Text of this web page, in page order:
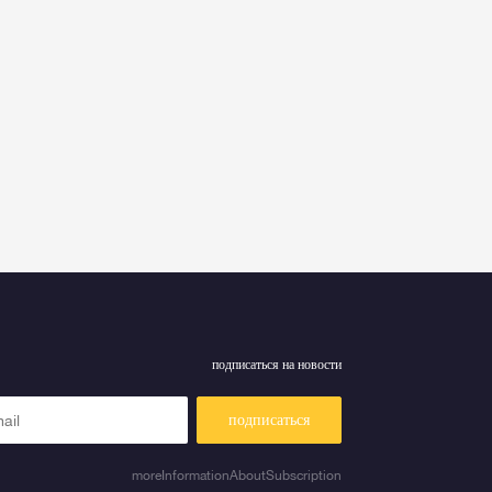
подписаться на новости
подписаться
moreInformationAboutSubscription